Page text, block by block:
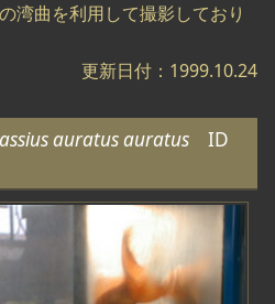
湾曲を利用して撮影しており
更新日付：1999.10.24
auratus auratus ID